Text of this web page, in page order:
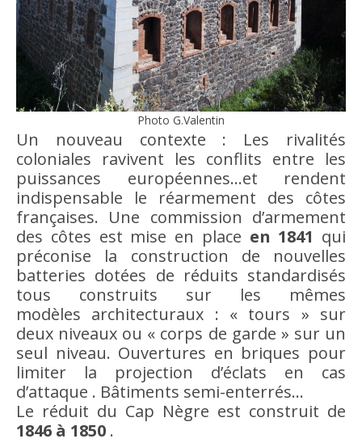
Photo G.Valentin
Un nouveau contexte : Les rivalités
coloniales ravivent les conflits entre les
puissances européennes…et rendent
indispensable le réarmement des côtes
françaises. Une commission d’armement
des côtes est mise en place en 1841 qui
préconise la construction de nouvelles
batteries dotées de réduits standardisés
tous construits sur les mêmes
modèles architecturaux : « tours » sur
deux niveaux ou « corps de garde » sur un
seul niveau. Ouvertures en briques pour
limiter la projection d’éclats en cas
d’attaque . Bâtiments semi-enterrés…
Le réduit du Cap Nègre est construit de
1846 à 1850 .